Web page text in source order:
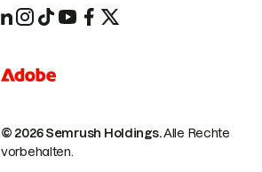
© 2026 Semrush Holdings.Alle Rechte
vorbehalten.